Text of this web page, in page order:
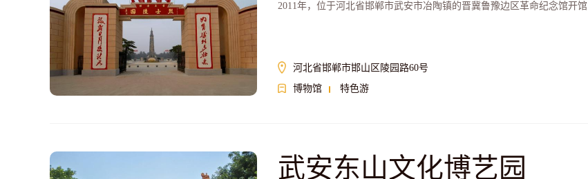
2011年，位于河北省邯郸市武安市冶陶镇的晋冀鲁豫边区革命纪念馆开馆
河北省邯郸市邯山区陵园路60号
博物馆
特色游
武安东山文化博艺园